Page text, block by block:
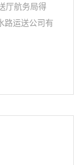
厅航务局得
路运送公司有